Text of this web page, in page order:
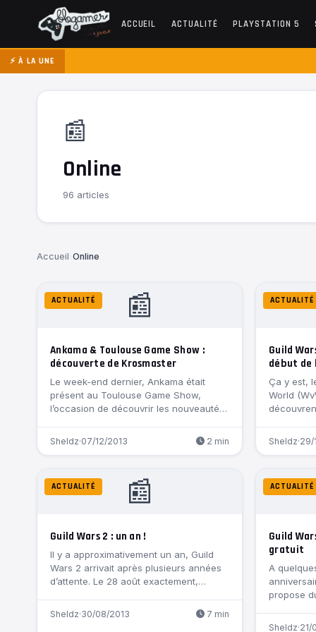
ACCUEIL ACTUALITÉ PLAYSTATION 5
⚡ À LA UNE
📰
Online
96 articles
Accueil Online
📰
ACTUALITÉ
Ankama & Toulouse Game Show :
découverte de Krosmaster
Le week-end dernier, Ankama était
présent au Toulouse Game Show,
l’occasion de découvrir les nouveautés
Sheldz·07/12/2013 2 min
ACTUALITÉ
Guild
début de
Ça y est,
World
Sheldz·29/
📰
ACTUALITÉ
Guild Wars 2 : un an !
Il y a approximativement un an, Guild
Wars 2 arrivait après plusieurs années
d’attente. Le 28 août exactement,…
Sheldz·30/08/2013 7 min
ACTUALITÉ
Guild
gratuit
A
propose
Sheldz·21/